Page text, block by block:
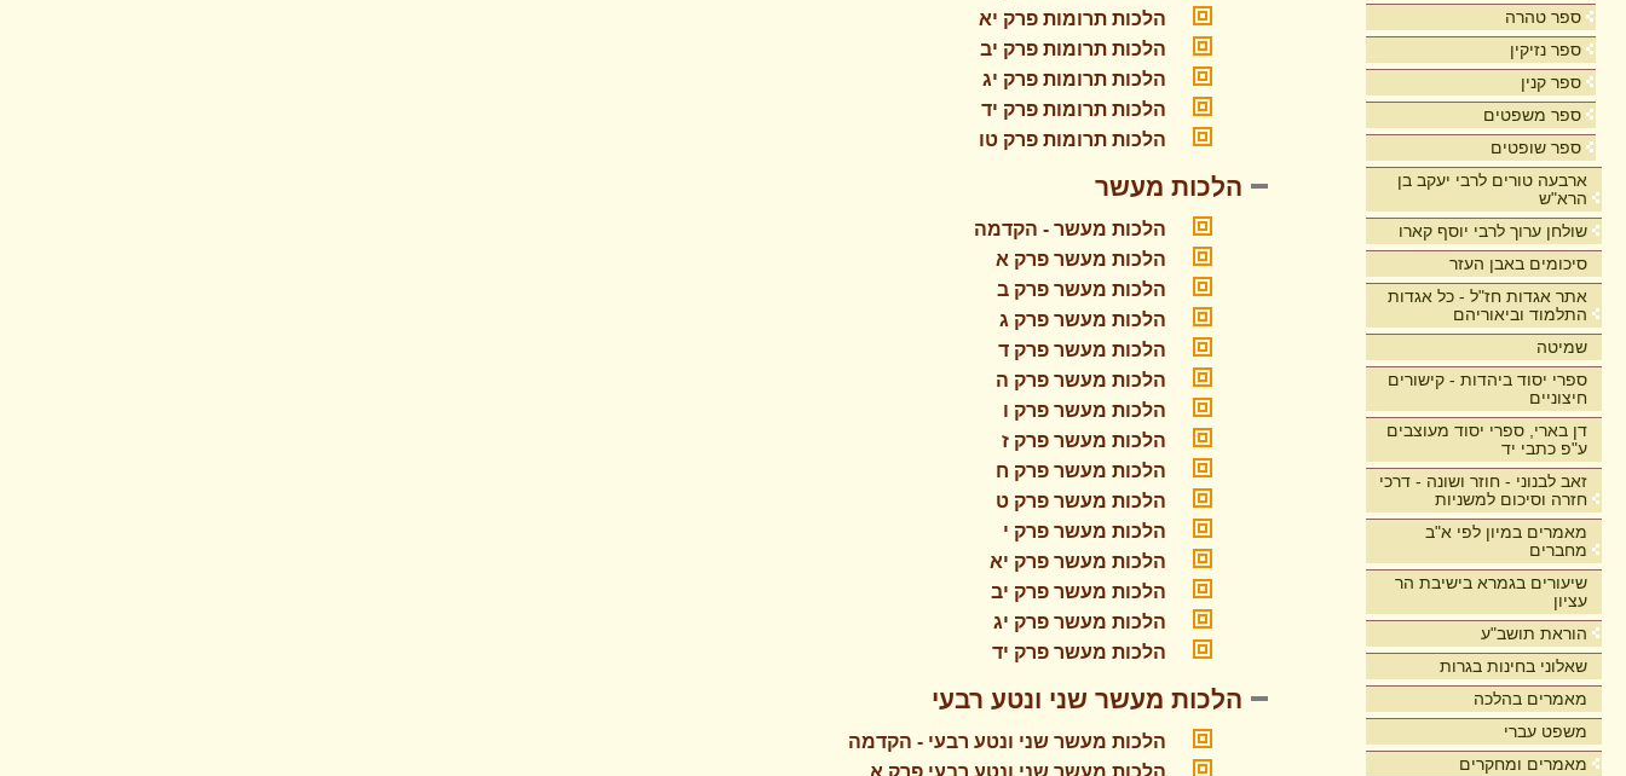
ספר טהרה
ספר נזיקין
ספר קנין
ספר משפטים
ספר שופטים
ארבעה טורים לרבי יעקב בן
הרא"ש
שולחן ערוך לרבי יוסף קארו
סיכומים באבן העזר
אתר אגדות חז"ל - כל אגדות
התלמוד וביאוריהם
שמיטה
ספרי יסוד ביהדות - קישורים
חיצוניים
דן בארי, ספרי יסוד מעוצבים
ע"פ כתבי יד
זאב לבנוני - חוזר ושונה - דרכי
חזרה וסיכום למשניות
מאמרים במיון לפי א"ב
מחברים
שיעורים בגמרא בישיבת הר
עציון
הוראת תושב"ע
שאלוני בחינות בגרות
מאמרים בהלכה
משפט עברי
מאמרים ומחקרים
הלכות תרומות פרק יא
הלכות תרומות פרק יב
הלכות תרומות פרק יג
הלכות תרומות פרק יד
הלכות תרומות פרק טו
הלכות מעשר
הלכות מעשר - הקדמה
הלכות מעשר פרק א
הלכות מעשר פרק ב
הלכות מעשר פרק ג
הלכות מעשר פרק ד
הלכות מעשר פרק ה
הלכות מעשר פרק ו
הלכות מעשר פרק ז
הלכות מעשר פרק ח
הלכות מעשר פרק ט
הלכות מעשר פרק י
הלכות מעשר פרק יא
הלכות מעשר פרק יב
הלכות מעשר פרק יג
הלכות מעשר פרק יד
הלכות מעשר שני ונטע רבעי
הלכות מעשר שני ונטע רבעי - הקדמה
הלכות מעשר שני ונטע רבעי פרק א